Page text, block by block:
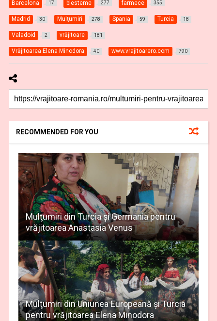
Barcelona 17 blesteme 277 farmece 355
Madrid 30 Mulţumiri 278 Spania 59 Turcia 18
Valadoid 2 vrăjitoare 181
Vrăjitoarea Elena Minodora 40 www.vrajitoarero.com 790
RECOMMENDED FOR YOU
Mulţumiri din Turcia și Germania pentru
vrăjitoarea Anastasia Venus
Mulţumiri din Uniunea Europeană și Turcia
pentru vrăjitoarea Elena Minodora